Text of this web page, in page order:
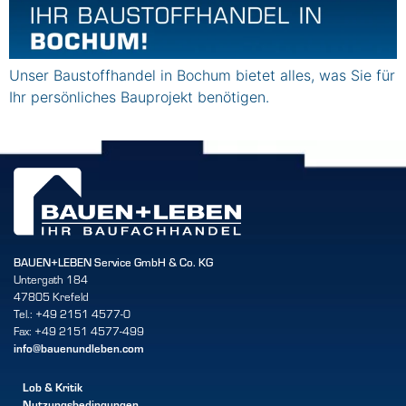
Unser Baustoffhandel in Bochum bietet alles, was Sie für
Ihr persönliches Bauprojekt benötigen.
BAUEN+LEBEN Service GmbH & Co. KG
Untergath 184
47805 Krefeld
Tel.: +49 2151 4577-0
Fax: +49 2151 4577-499
info@bauenundleben.com
Lob & Kritik